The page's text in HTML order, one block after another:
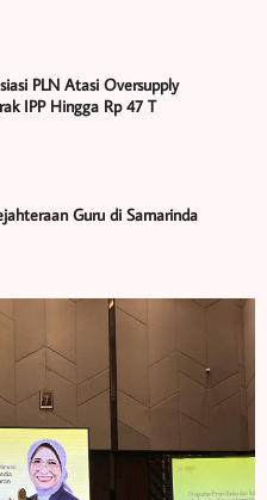
PLN Atasi Oversupply
IPP Hingga Rp 47 T
Guru di Samarinda